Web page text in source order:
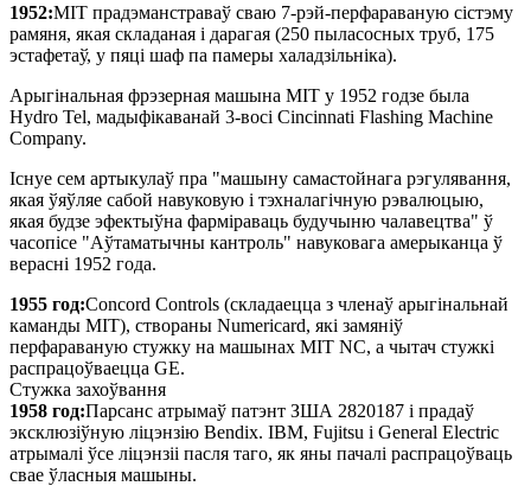
1952:MIT прадэманстраваў сваю 7-рэй-перфараваную сістэму
рамяня, якая складаная і дарагая (250 пыласосных труб, 175
эстафетаў, у пяці шаф па памеры халадзільніка).
Арыгінальная фрэзерная машына MIT у 1952 годзе была
Hydro Tel, мадыфікаванай 3-восі Cincinnati Flashing Machine
Company.
Існуе сем артыкулаў пра "машыну самастойнага рэгулявання,
якая ўяўляе сабой навуковую і тэхналагічную рэвалюцыю,
якая будзе эфектыўна фарміраваць будучыню чалавецтва" ў
часопісе "Аўтаматычны кантроль" навуковага амерыканца ў
верасні 1952 года.
1955 год:Concord Controls (складаецца з членаў арыгінальнай
каманды MIT), створаны Numericard, які замяніў
перфараваную стужку на машынах MIT NC, а чытач стужкі
распрацоўваецца GE.
Стужка захоўвання
1958 год:Парсанс атрымаў патэнт ЗША 2820187 і прадаў
эксклюзіўную ліцэнзію Bendix. IBM, Fujitsu і General Electric
атрымалі ўсе ліцэнзіі пасля таго, як яны пачалі распрацоўваць
свае ўласныя машыны.